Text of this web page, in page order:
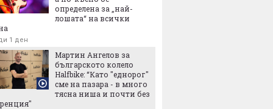
определена за „най-
лошата“ на всички
1 ден
Мартин Ангелов за
българското колело
Halfbike: “Като "еднорог"
сме на пазара - в много
тясна ниша и почти без